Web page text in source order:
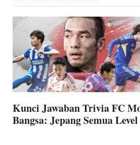
Kunci Jawaban Trivia FC
Bangsa: Jepang Semua Level